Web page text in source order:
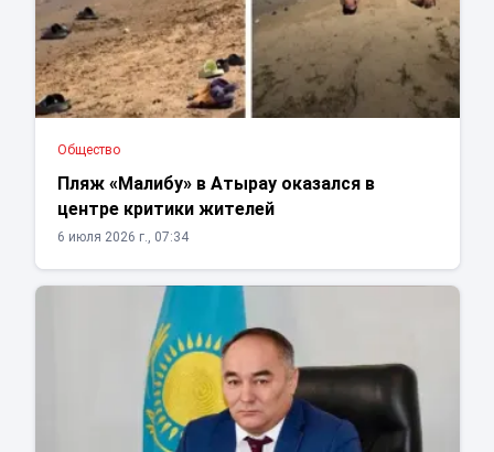
Общество
Пляж «Малибу» в Атырау оказался в
центре критики жителей
6 июля 2026 г., 07:34